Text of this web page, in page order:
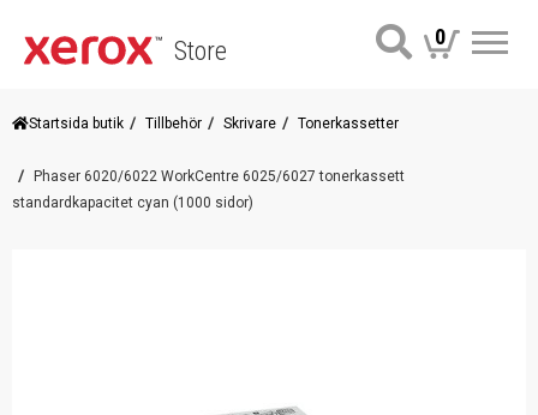
Store 0
Startsida butik Tillbehör Skrivare Tonerkassetter
Phaser 6020/6022 WorkCentre 6025/6027 tonerkassett
standardkapacitet cyan (1000 sidor)